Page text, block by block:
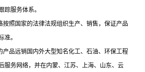
踪服务体系。
照国家的法律法规组织生产、销售，保证产品
准。
品远销国内外大型知名化工、石油、环保工程
服务网络，并在内蒙、江苏、上海、山东、云